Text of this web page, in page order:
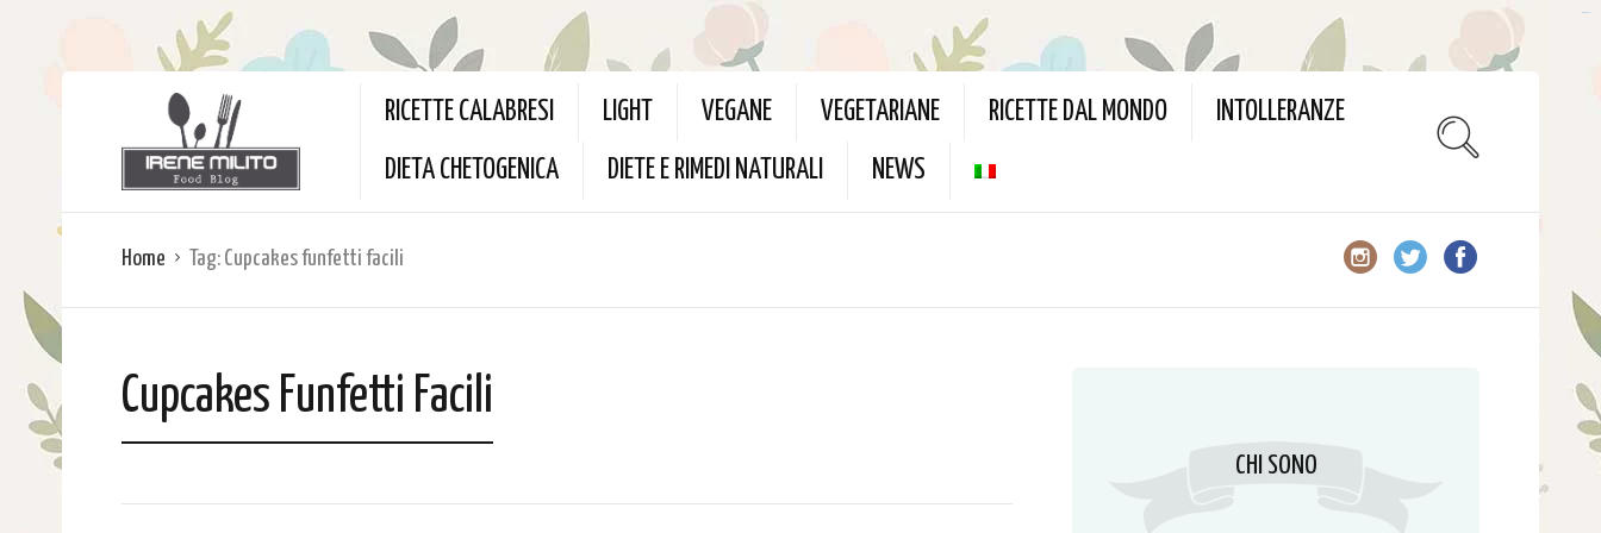
RICETTE CALABRESI LIGHT VEGANE VEGETARIANE RICETTE DAL MONDO INTOLLERANZE
DIETA CHETOGENICA DIETE E RIMEDI NATURALI NEWS
Home Tag: Cupcakes funfetti facili
Cupcakes Funfetti Facili
CHI SONO